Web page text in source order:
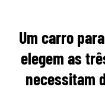
Um carro
elegem as
necessitam